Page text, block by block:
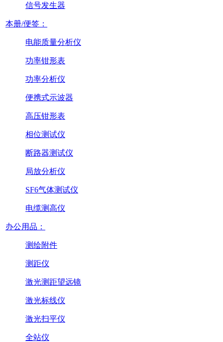
信号发生器
本册/便签：
电能质量分析仪
功率钳形表
功率分析仪
便携式示波器
高压钳形表
相位测试仪
断路器测试仪
局放分析仪
SF6气体测试仪
电缆测高仪
办公用品：
测绘附件
测距仪
激光测距望远镜
激光标线仪
激光扫平仪
全站仪